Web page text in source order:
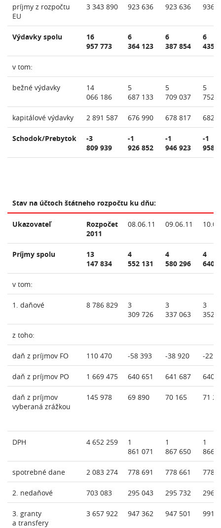
príjmy z rozpočtu
EU
3 343 890 923 636 923 636 936
Výdavky spolu
16
957 773
6
364 123
6
387 854
6
435
v tom:
bežné výdavky
14
066 186
5
687 133
5
709 037
5
752
kapitálové výdavky 2 891 587 676 990 678 817 682
Schodok/Prebytok
-3
809 939
-1
926 852
-1
946 923
-1
958
Stav na účtoch štátneho rozpočtu ku dňu:
Ukazovateľ
Rozpočet
2011
08.06.11 09.06.11
Príjmy spolu
13
147 834
4
552 131
4
580 296
4
640
v tom:
1. daňové 8 786 829
3
309 726
3
337 063
3
352
z toho:
daň z príjmov FO 110 470 -58 393 -38 920 -22
daň z príjmov PO 1 669 475 640 651 641 687 640
daň z príjmov
vyberaná zrážkou
145 978 69 890 70 165 71
DPH 4 652 259
1
861 071
1
867 650
1
866
spotrebné dane 2 083 274 778 691 778 661 778
2. nedaňové 703 083 295 043 295 732 296
3. granty
a transfery
3 657 922 947 362 947 501 991